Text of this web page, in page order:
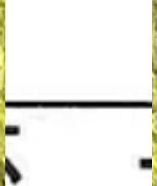
手で二次予選会がスタートしました。 二次予選からは
マッチプレーとなり、１対１の対決です。今年からは
ハンディキャップインデックスの使用からクラブハン